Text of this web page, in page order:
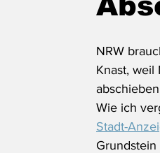
NRW
Knast, weil
Wie ich
Stadt-